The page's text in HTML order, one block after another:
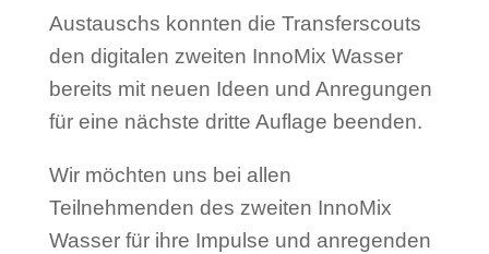
Austauschs konnten die Transferscouts
den digitalen zweiten InnoMix Wasser
bereits mit neuen Ideen und Anregungen
für eine nächste dritte Auflage beenden.
Wir möchten uns bei allen
Teilnehmenden des zweiten InnoMix
Wasser für ihre Impulse und anregenden